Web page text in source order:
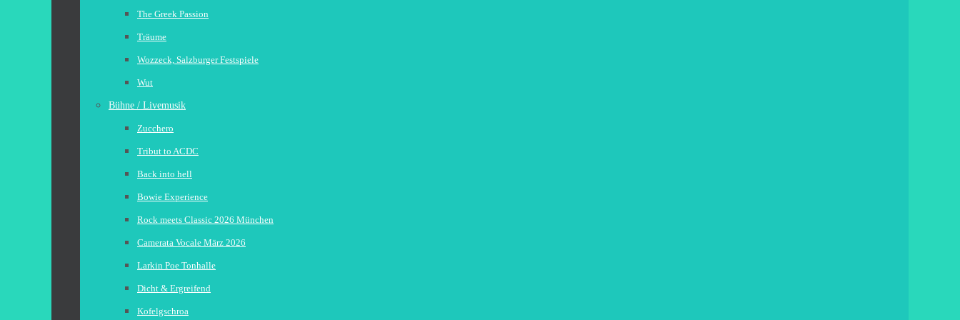
The Greek Passion
Träume
Wozzeck, Salzburger Festspiele
Wut
Bühne / Livemusik
Zucchero
Tribut to ACDC
Back into hell
Bowie Experience
Rock meets Classic 2026 München
Camerata Vocale März 2026
Larkin Poe Tonhalle
Dicht & Ergreifend
Kofelgschroa